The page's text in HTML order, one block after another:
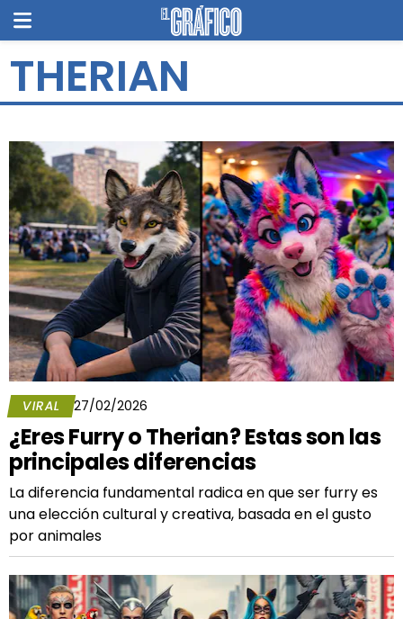
THERIAN
VIRAL 27/02/2026
¿Eres Furry o Therian? Estas son las
principales diferencias
La diferencia fundamental radica en que ser furry es
una elección cultural y creativa, basada en el gusto
por animales